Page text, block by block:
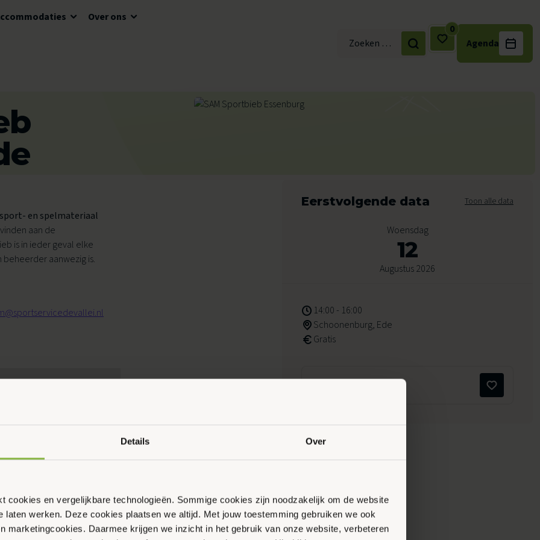
Details Over
cookies en vergelijkbare technologieën. Sommige cookies zijn noodzakelijk om de website
laten werken. Deze cookies plaatsen we altijd. Met jouw toestemming gebruiken we ook
marketingcookies. Daarmee krijgen we inzicht in het gebruik van onze website, verbeteren
Evenementen
Sportbieb
Over ons
Zoek naar:
0
Agenda
en spelmateriaal
aan de
is in ieder geval elke
beheerder aanwezig is.
Eerstvolgende data Toon alle data
Woensdag
12
Augustus 2026
14:00 - 16:00
Schoonenburg, Ede
Gratis